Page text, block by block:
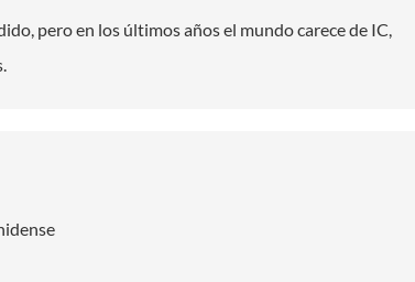
pero en los últimos años el mundo carece de IC,